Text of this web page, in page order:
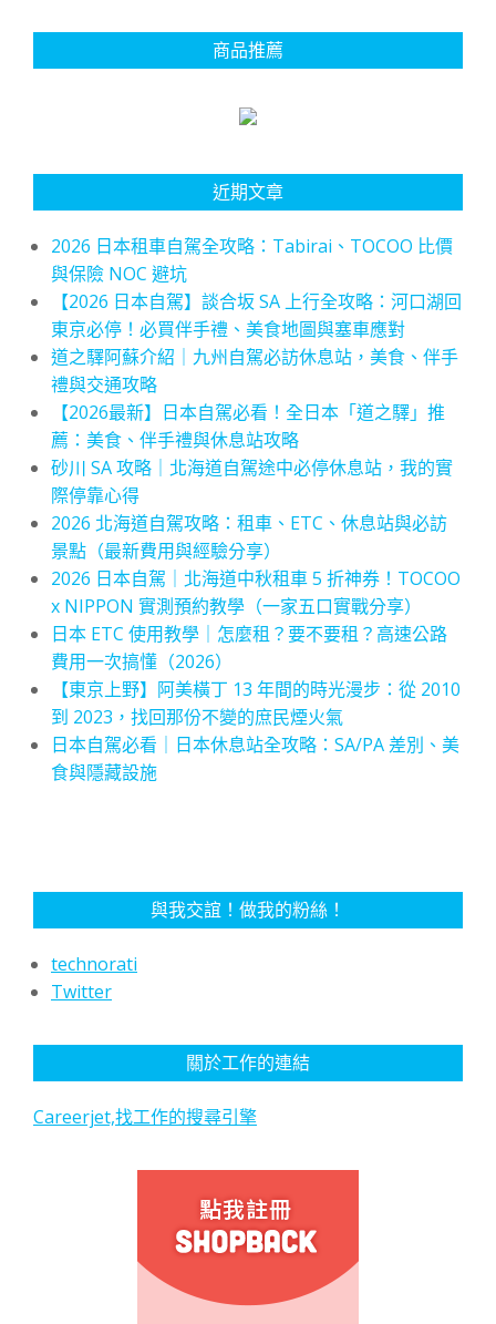
商品推薦
近期文章
2026 日本租車自駕全攻略：Tabirai、TOCOO 比價
與保險 NOC 避坑
【2026 日本自駕】談合坂 SA 上行全攻略：河口湖回
東京必停！必買伴手禮、美食地圖與塞車應對
道之驛阿蘇介紹｜九州自駕必訪休息站，美食、伴手
禮與交通攻略
【2026最新】日本自駕必看！全日本「道之驛」推
薦：美食、伴手禮與休息站攻略
砂川 SA 攻略｜北海道自駕途中必停休息站，我的實
際停靠心得
2026 北海道自駕攻略：租車、ETC、休息站與必訪
景點（最新費用與經驗分享）
2026 日本自駕｜北海道中秋租車 5 折神券！TOCOO
x NIPPON 實測預約教學（一家五口實戰分享）
日本 ETC 使用教學｜怎麼租？要不要租？高速公路
費用一次搞懂（2026）
【東京上野】阿美橫丁 13 年間的時光漫步：從 2010
到 2023，找回那份不變的庶民煙火氣
日本自駕必看｜日本休息站全攻略：SA/PA 差別、美
食與隱藏設施
與我交誼！做我的粉絲！
technorati
Twitter
關於工作的連結
Careerjet,找工作的搜尋引擎